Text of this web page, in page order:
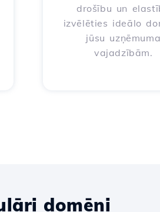
drošību un
izvēlēties ideālo
jūsu
vajadzībām.
domēni